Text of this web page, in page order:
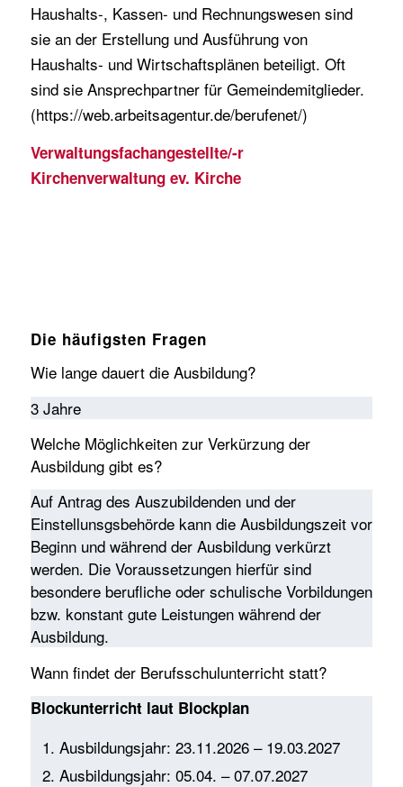
Haushalts-, Kassen- und Rechnungswesen sind
sie an der Erstellung und Ausführung von
Haushalts- und Wirtschaftsplänen beteiligt. Oft
sind sie Ansprechpartner für Gemeindemitglieder.
(https://web.arbeitsagentur.de/berufenet/)
Verwaltungsfachangestellte/-r
Kirchenverwaltung ev. Kirche
Die häufigsten Fragen
Wie lange dauert die Ausbildung?
3 Jahre
Welche Möglichkeiten zur Verkürzung der
Ausbildung gibt es?
Auf Antrag des Auszubildenden und der
Einstellunsgsbehörde kann die Ausbildungszeit vor
Beginn und während der Ausbildung verkürzt
werden. Die Voraussetzungen hierfür sind
besondere berufliche oder schulische Vorbildungen
bzw. konstant gute Leistungen während der
Ausbildung.
Wann findet der Berufsschulunterricht statt?
Blockunterricht laut Blockplan
Ausbildungsjahr: 23.11.2026 – 19.03.2027
Ausbildungsjahr: 05.04. – 07.07.2027